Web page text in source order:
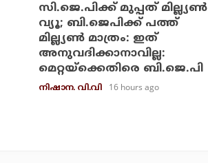
സി.ജെ.പിക്ക് മുപ്പത് മില്ല്യണ്‍
വ്യൂ; ബി.ജെപിക്ക് പത്ത്
മില്ല്യണ്‍ മാത്രം: ഇത്
അനുവദിക്കാനാവില്ല:
മെറ്റയ്‌ക്കെതിരെ ബി.ജെ.പി
നിഷാന. വി.വി 16 hours ago